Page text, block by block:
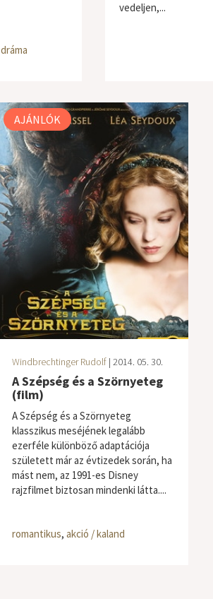
dráma
vedeljen,...
AJÁNLÓK
Windbrechtinger Rudolf | 2014. 05. 30.
A Szépség és a Szörnyeteg
(film)
A Szépség és a Szörnyeteg
klasszikus meséjének legalább
ezerféle különböző adaptációja
született már az évtizedek során, ha
mást nem, az 1991-es Disney
rajzfilmet biztosan mindenki látta....
romantikus, akció / kaland